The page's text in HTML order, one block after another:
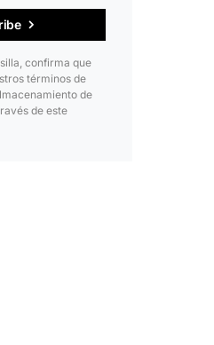
confirma que
términos de
de
de este